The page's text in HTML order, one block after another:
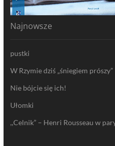
Najnowsze
pustki
W Rzymie dziś „śniegiem prószy”
Nie bójcie się ich!
Ułomki
,,Celnik” – Henri Rousseau w